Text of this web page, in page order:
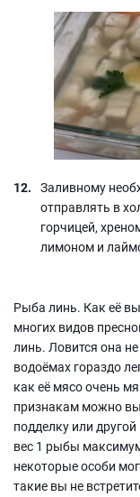
Заливному
отправлять в
горчицей,
лимоном и
Рыба линь. Как её
многих видов
линь. Ловится она
водоёмах гораздо
как её мясо очень
признакам можно
подделку или
вес 1 рыбы
некоторые особи
такие вы не